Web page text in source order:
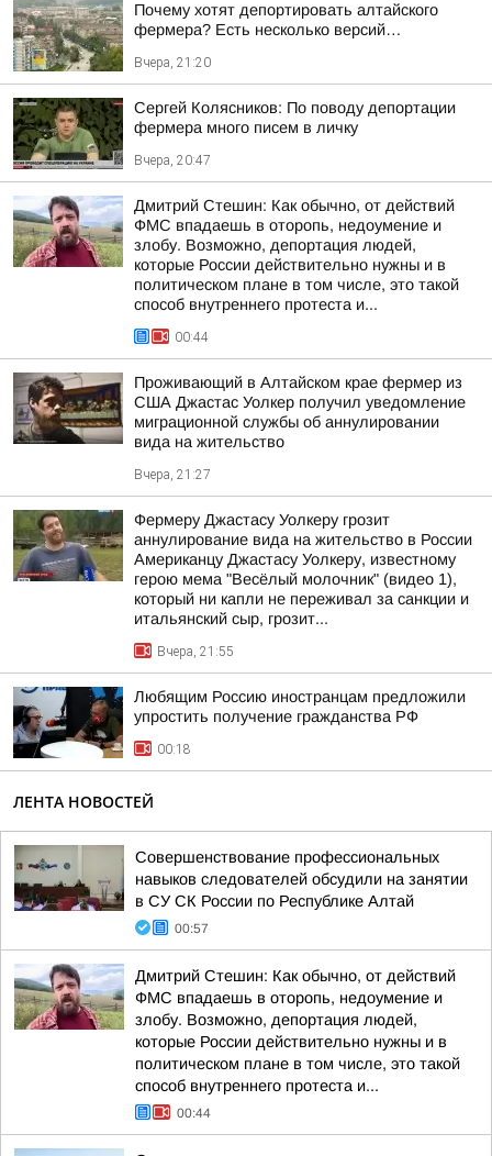
Почему хотят депортировать алтайского
фермера? Есть несколько версий…
Вчера, 21:20
Сергей Колясников: По поводу депортации
фермера много писем в личку
Вчера, 20:47
Дмитрий Стешин: Как обычно, от действий
ФМС впадаешь в оторопь, недоумение и
злобу. Возможно, депортация людей,
которые России действительно нужны и в
политическом плане в том числе, это такой
способ внутреннего протеста и...
00:44
Проживающий в Алтайском крае фермер из
США Джастас Уолкер получил уведомление
миграционной службы об аннулировании
вида на жительство
Вчера, 21:27
Фермеру Джастасу Уолкеру грозит
аннулирование вида на жительство в России
Американцу Джастасу Уолкеру, известному
герою мема "Весёлый молочник" (видео 1),
который ни капли не переживал за санкции и
итальянский сыр, грозит...
Вчера, 21:55
Любящим Россию иностранцам предложили
упростить получение гражданства РФ
00:18
ЛЕНТА НОВОСТЕЙ
Совершенствование профессиональных
навыков следователей обсудили на занятии
в СУ СК России по Республике Алтай
00:57
Дмитрий Стешин: Как обычно, от действий
ФМС впадаешь в оторопь, недоумение и
злобу. Возможно, депортация людей,
которые России действительно нужны и в
политическом плане в том числе, это такой
способ внутреннего протеста и...
00:44